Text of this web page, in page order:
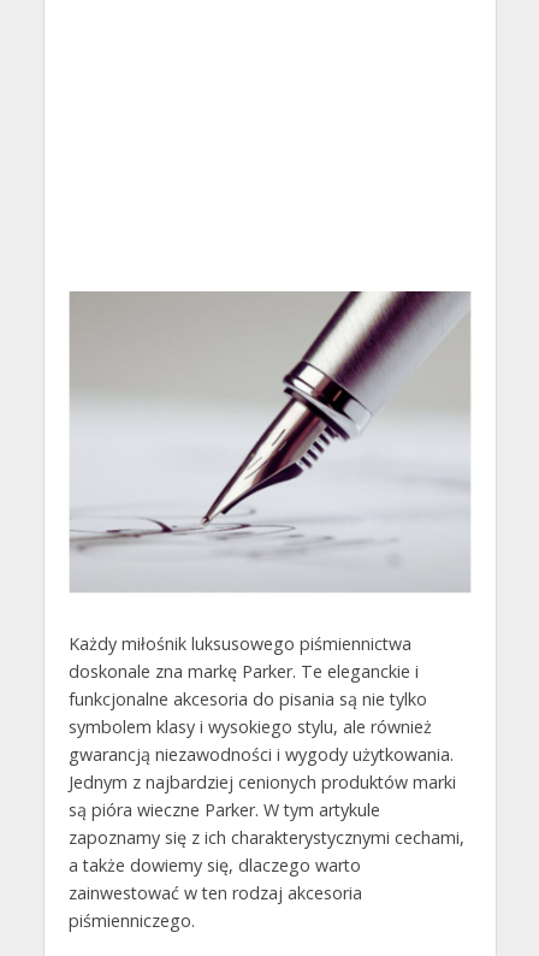
Każdy miłośnik luksusowego piśmiennictwa
doskonale zna markę Parker. Te eleganckie i
funkcjonalne akcesoria do pisania są nie tylko
symbolem klasy i wysokiego stylu, ale również
gwarancją niezawodności i wygody użytkowania.
Jednym z najbardziej cenionych produktów marki
są pióra wieczne Parker. W tym artykule
zapoznamy się z ich charakterystycznymi cechami,
a także dowiemy się, dlaczego warto
zainwestować w ten rodzaj akcesoria
piśmienniczego.